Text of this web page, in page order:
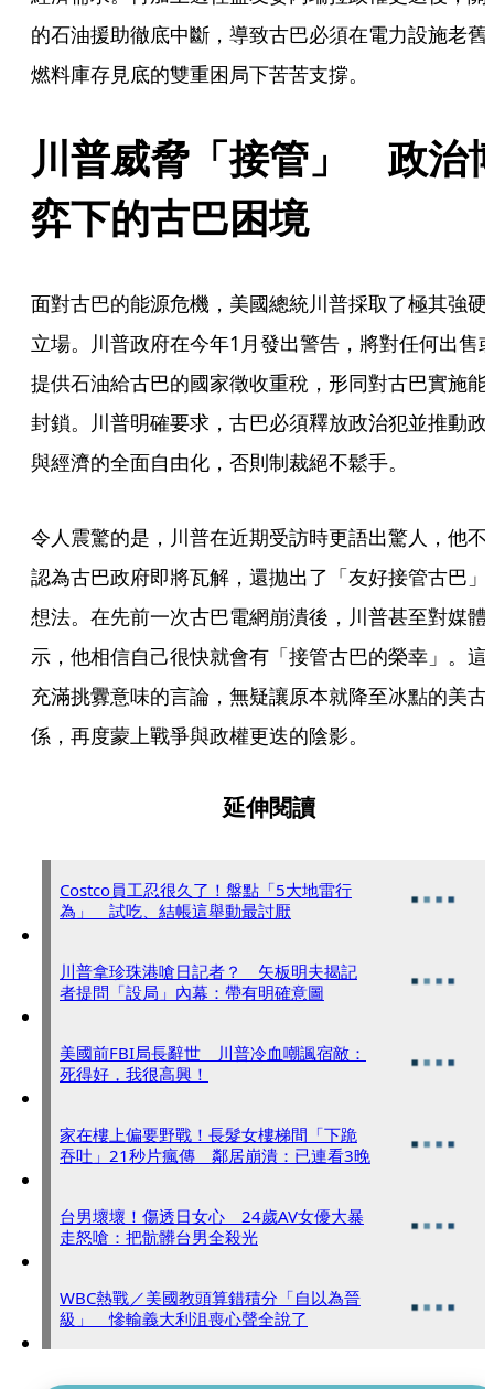
的石油援助徹底中斷，導致古巴必須在電力設施老舊
燃料庫存見底的雙重困局下苦苦支撐。
川普威脅「接管」　政治
弈下的古巴困境
面對古巴的能源危機，美國總統川普採取了極其強硬
立場。川普政府在今年1月發出警告，將對任何出售
提供石油給古巴的國家徵收重稅，形同對古巴實施能
封鎖。川普明確要求，古巴必須釋放政治犯並推動政
與經濟的全面自由化，否則制裁絕不鬆手。
令人震驚的是，川普在近期受訪時更語出驚人，他不
認為古巴政府即將瓦解，還拋出了「友好接管古巴」
想法。在先前一次古巴電網崩潰後，川普甚至對媒體
示，他相信自己很快就會有「接管古巴的榮幸」。這
充滿挑釁意味的言論，無疑讓原本就降至冰點的美古
係，再度蒙上戰爭與政權更迭的陰影。
延伸閱讀
Costco員工忍很久了！盤點「5大地雷行
為」 試吃、結帳這舉動最討厭
川普拿珍珠港嗆日記者？ 矢板明夫揭記
者提問「設局」內幕：帶有明確意圖
美國前FBI局長辭世 川普冷血嘲諷宿敵：
死得好，我很高興！
家在樓上偏要野戰！長髮女樓梯間「下跪
吞吐」21秒片瘋傳 鄰居崩潰：已連看3晚
台男壞壞！傷透日女心 24歲AV女優大暴
走怒嗆：把骯髒台男全殺光
WBC熱戰／美國教頭算錯積分「自以為晉
級」 慘輸義大利沮喪心聲全說了